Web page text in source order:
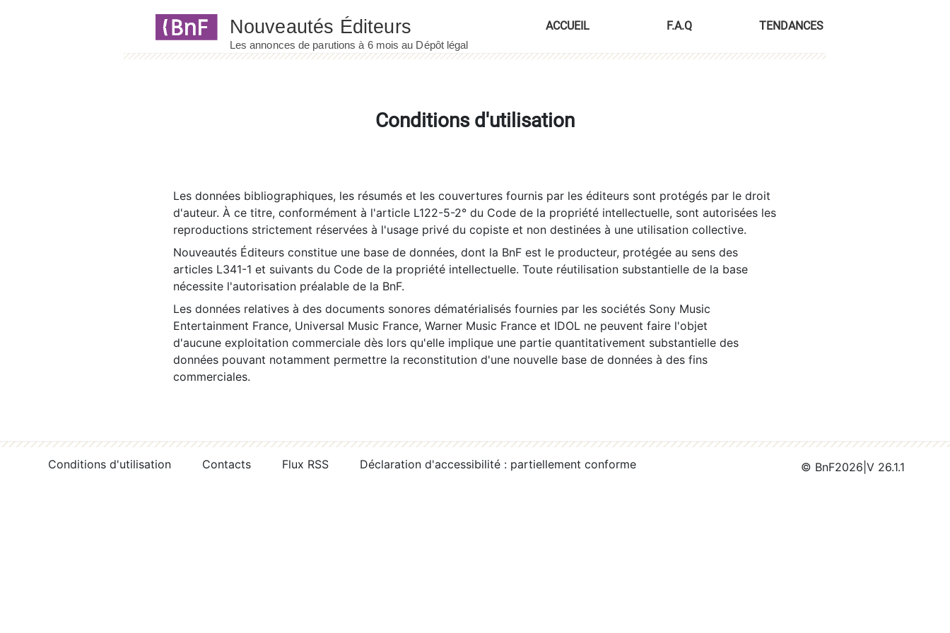
ACCUEIL F.A.Q TENDANCES
Conditions d'utilisation
Les données bibliographiques, les résumés et les couvertures fournis par les éditeurs sont protégés par le droit
d'auteur. À ce titre, conformément à l'article L122-5-2° du Code de la propriété intellectuelle, sont autorisées les
reproductions strictement réservées à l'usage privé du copiste et non destinées à une utilisation collective.
Nouveautés Éditeurs constitue une base de données, dont la BnF est le producteur, protégée au sens des
articles L341-1 et suivants du Code de la propriété intellectuelle. Toute réutilisation substantielle de la base
nécessite l'autorisation préalable de la BnF.
Les données relatives à des documents sonores dématérialisés fournies par les sociétés Sony Music
Entertainment France, Universal Music France, Warner Music France et IDOL ne peuvent faire l'objet
d'aucune exploitation commerciale dès lors qu'elle implique une partie quantitativement substantielle des
données pouvant notamment permettre la reconstitution d'une nouvelle base de données à des fins
commerciales.
Conditions d'utilisation Contacts Flux RSS Déclaration d'accessibilité : partiellement conforme © BnF2026 V 26.1.1